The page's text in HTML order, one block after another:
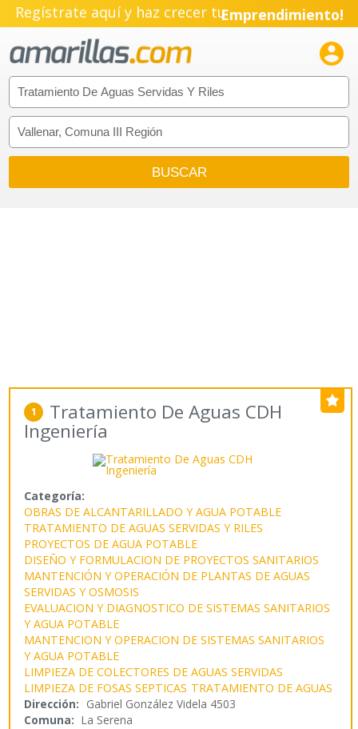
Regístrate aquí y haz crecer tuPyme!
Emprendimiento!

1 Tratamiento De Aguas CDH
Ingeniería
Categoría:
OBRAS DE ALCANTARILLADO Y AGUA POTABLE
TRATAMIENTO DE AGUAS SERVIDAS Y RILES
PROYECTOS DE AGUA POTABLE
DISEÑO Y FORMULACION DE PROYECTOS SANITARIOS
MANTENCIÓN Y OPERACIÓN DE PLANTAS DE AGUAS
SERVIDAS Y OSMOSIS
EVALUACION Y DIAGNOSTICO DE SISTEMAS SANITARIOS
Y AGUA POTABLE
MANTENCION Y OPERACION DE SISTEMAS SANITARIOS
Y AGUA POTABLE
LIMPIEZA DE COLECTORES DE AGUAS SERVIDAS
LIMPIEZA DE FOSAS SEPTICAS TRATAMIENTO DE AGUAS
Dirección: Gabriel González Videla 4503
Comuna: La Serena